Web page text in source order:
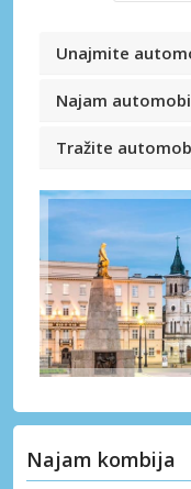
Unajmite
Najam
Tražite
Najam kombija